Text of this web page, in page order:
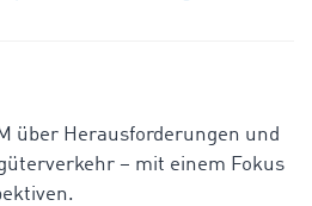
über Herausforderungen und
– mit einem Fokus